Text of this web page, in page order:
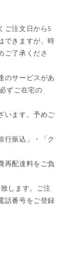
ご注文日から5
できますが、時
ご了承くださ
のサービスがあ
ずご在宅の
います。予めご
行振込」・「ク
再配達料をご負
します。ご注
話番号をご登録